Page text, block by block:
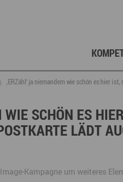
Gründung,
Gründen im
Projektarchiv
Berufs- &
Angebote für
Angebote für
Presse
Geschichte
‚ERZähl‘ ja niemandem wie schön es hier
SCHÖN ES
LÄDT
Kampagne um weiteres